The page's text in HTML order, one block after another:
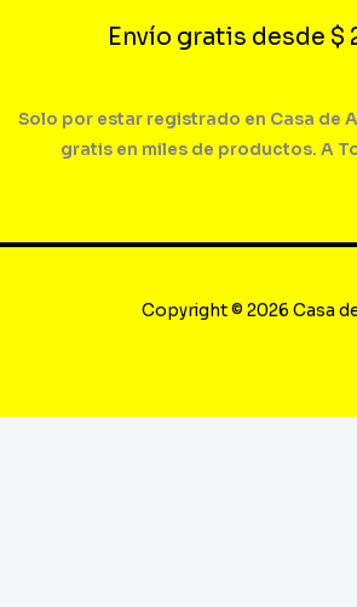
Envío gratis desde $
Solo por estar registrado en Casa de
gratis en miles de productos. A
Copyright © 2026 Casa